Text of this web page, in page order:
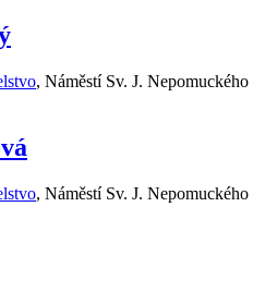
, Náměstí Sv. J. Nepomuckého
, Náměstí Sv. J. Nepomuckého